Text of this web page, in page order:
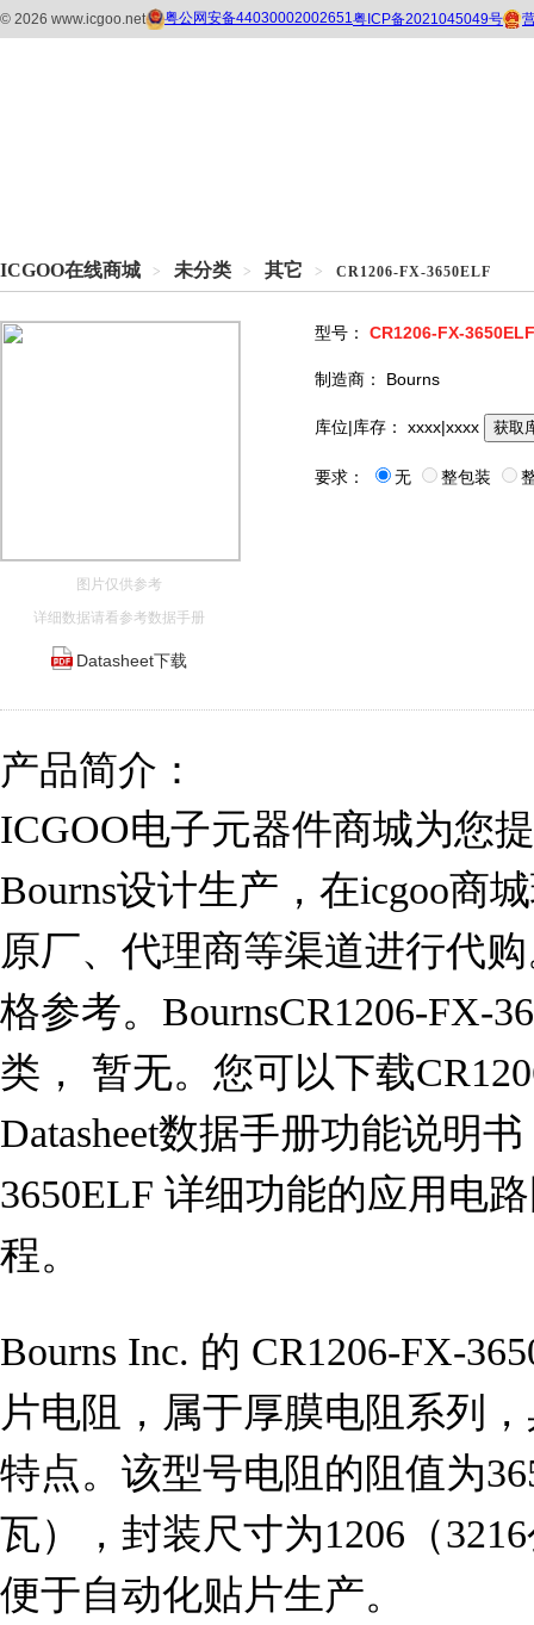
ICGOO在线商城 > 未分类 > 其它 > CR1206-FX-3650ELF
图片仅供参考
详细数据请看参考数据手册
Datasheet下载
型号： CR1206-FX-3650ELF
制造商： Bourns
库位|库存： xxxx|xxxx 获取
要求： 无 整包装
产品简介：
ICGOO电子元器件商城为您
Bourns设计生产，在icgoo商
原厂、代理商等渠道进行代
格参考。BournsCR1206-FX-
类， 暂无。您可以下载
Datasheet数据手册功能说明
3650ELF 详细功能的应用电
程。
Bourns Inc. 的 CR1206-FX-
片电阻，属于厚膜电阻系列
特点。该型号电阻的阻值为
瓦），封装尺寸为1206（
便于自动化贴片生产。